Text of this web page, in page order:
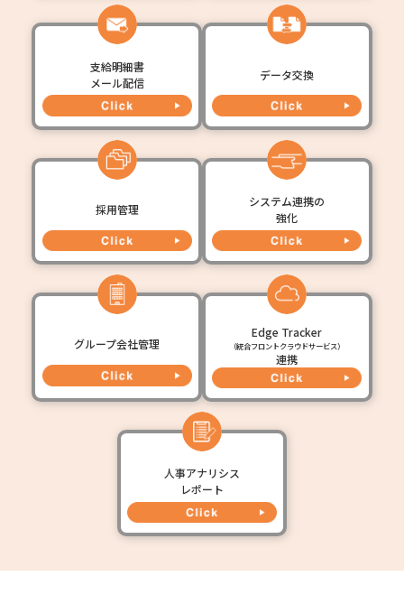
支給明細書
メール配信
データ交換
採用管理
システム連携の
強化
グループ会社管理
Edge Tracker
（統合フロントクラウドサービス）
連携
人事アナリシス
レポート